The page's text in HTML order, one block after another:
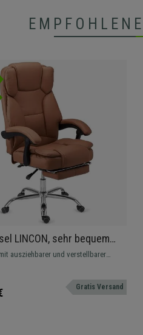
EMPFOHLENE
LINCON, sehr bequem
ausziehbare
hellbraunes Leder
ausziehbarer und verstellbarer
Komfort, Entspannung pur
Gratis Versand